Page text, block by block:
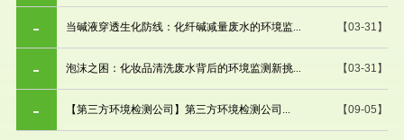
【03-31】
当碱液穿透生化防线：化纤碱减量废水的环境监...
【03-31】
泡沫之困：化妆品清洗废水背后的环境监测新挑...
【09-05】
【第三方环境检测公司】第三方环境检测公司...